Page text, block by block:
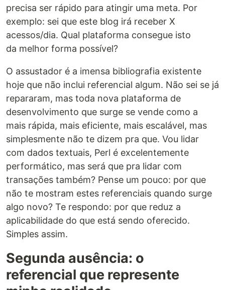
precisa ser rápido para atingir uma meta. Por
exemplo: sei que este blog irá receber X
acessos/dia. Qual plataforma consegue isto
da melhor forma possível?
O assustador é a imensa bibliografia existente
hoje que não inclui referencial algum. Não sei se já
repararam, mas toda nova plataforma de
desenvolvimento que surge se vende como a
mais rápida, mais eficiente, mais escalável, mas
simplesmente não te dizem pra que. Vou lidar
com dados textuais, Perl é excelentemente
performático, mas será que pra lidar com
transações também? Pense um pouco: por que
não te mostram estes referenciais quando surge
algo novo? Te respondo: por que reduz a
aplicabilidade do que está sendo oferecido.
Simples assim.
Segunda ausência: o
referencial que represente